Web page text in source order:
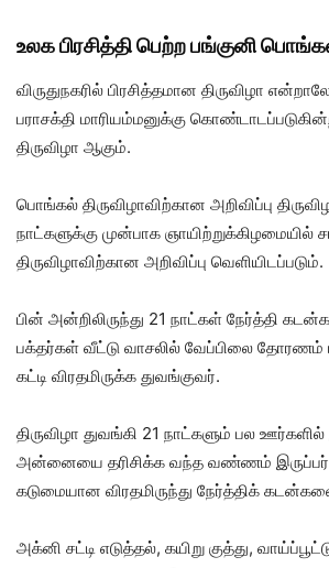
உலக பிரசித்தி பெற்ற பங்குனி
விருதுநகரில் பிரசித்தமான திருவிழா
பராசக்தி மாரியம்மனுக்கு
திருவிழா ஆகும்.
பொங்கல் திருவிழாவிற்கான அறிவிப்பு
நாட்களுக்கு முன்பாக ஞாயிற்றுக்கிழமையில்
திருவிழாவிற்கான அறிவிப்பு வெளியிடப்படும்.
பின் அன்றிலிருந்து 21 நாட்கள் நேர்த்தி
பக்தர்கள் வீட்டு வாசலில் வேப்பிலை தோரணம்
கட்டி விரதமிருக்க துவங்குவர்.
திருவிழா துவங்கி 21 நாட்களும் பல
அன்னையை தரிசிக்க வந்த வண்ணம் இருப்பர்.
கடுமையான விரதமிருந்து நேர்த்திக்
அக்னி சட்டி எடுத்தல், கயிறு குத்து,